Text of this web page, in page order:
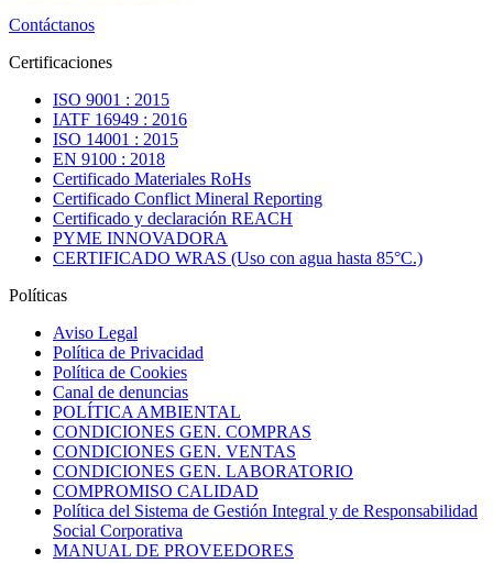
Contáctanos
Certificaciones
ISO 9001 : 2015
IATF 16949 : 2016
ISO 14001 : 2015
EN 9100 : 2018
Certificado Materiales RoHs
Certificado Conflict Mineral Reporting
Certificado y declaración REACH
PYME INNOVADORA
CERTIFICADO WRAS (Uso con agua hasta 85°C.)
Políticas
Aviso Legal
Política de Privacidad
Política de Cookies
Canal de denuncias
POLÍTICA AMBIENTAL
CONDICIONES GEN. COMPRAS
CONDICIONES GEN. VENTAS
CONDICIONES GEN. LABORATORIO
COMPROMISO CALIDAD
Política del Sistema de Gestión Integral y de Responsabilidad
Social Corporativa
MANUAL DE PROVEEDORES